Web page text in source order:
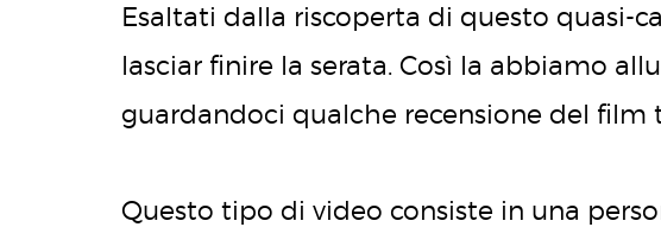
Esaltati dalla riscoperta di questo quasi-
lasciar finire la serata. Così la abbiamo
guardandoci qualche recensione del film
Questo tipo di video consiste in una